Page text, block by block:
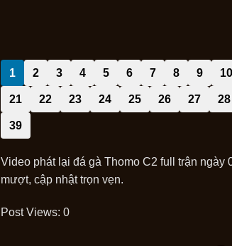
1 2 3 4 5 6 7 8 9 10
21 22 23 24 25 26 27 28
39
Video phát lại đá gà Thomo C2 full trận ngày
mượt, cập nhật trọn vẹn.
Post Views: 0